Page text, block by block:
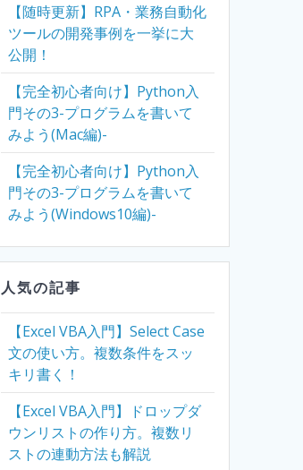
【随時更新】RPA・業務自動化
ツールの開発事例を一挙に大
公開！
【完全初心者向け】Python入
門その3-プログラムを書いて
みよう(Mac編)-
【完全初心者向け】Python入
門その3-プログラムを書いて
みよう(Windows10編)-
人気の記事
【Excel VBA入門】Select Case
文の使い方。複数条件をスッ
キリ書く！
【Excel VBA入門】ドロップダ
ウンリストの作り方。複数リ
ストの連動方法も解説